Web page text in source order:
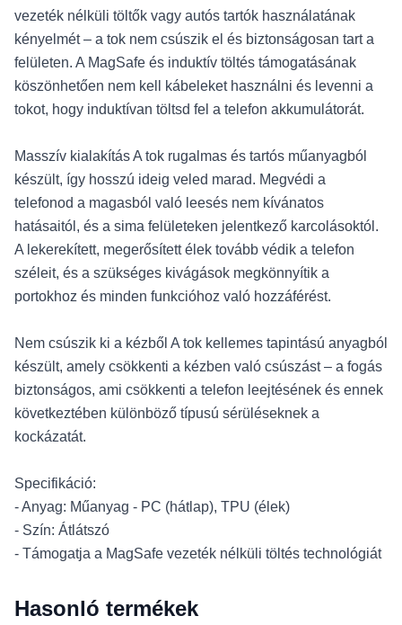
vezeték nélküli töltők vagy autós tartók használatának
kényelmét – a tok nem csúszik el és biztonságosan tart a
felületen. A MagSafe és induktív töltés támogatásának
köszönhetően nem kell kábeleket használni és levenni a
tokot, hogy induktívan töltsd fel a telefon akkumulátorát.
Masszív kialakítás A tok rugalmas és tartós műanyagból
készült, így hosszú ideig veled marad. Megvédi a
telefonod a magasból való leesés nem kívánatos
hatásaitól, és a sima felületeken jelentkező karcolásoktól.
A lekerekített, megerősített élek tovább védik a telefon
széleit, és a szükséges kivágások megkönnyítik a
portokhoz és minden funkcióhoz való hozzáférést.
Nem csúszik ki a kézből A tok kellemes tapintású anyagból
készült, amely csökkenti a kézben való csúszást – a fogás
biztonságos, ami csökkenti a telefon leejtésének és ennek
következtében különböző típusú sérüléseknek a
kockázatát.
Specifikáció:
- Anyag: Műanyag - PC (hátlap), TPU (élek)
- Szín: Átlátszó
- Támogatja a MagSafe vezeték nélküli töltés technológiát
Hasonló termékek